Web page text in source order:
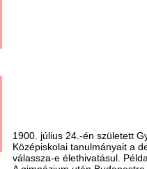
1900. július 24.-én született
Középiskolai tanulmányait a
válassza-e élethivatásul.